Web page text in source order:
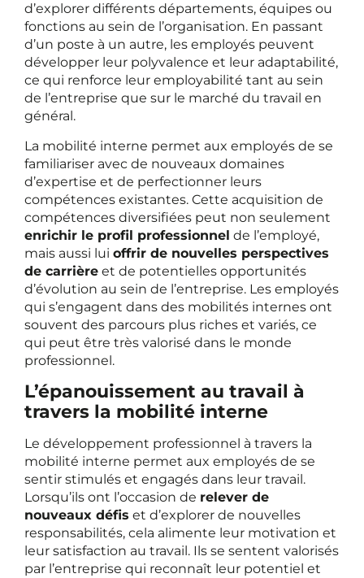
d’explorer différents départements, équipes ou
fonctions au sein de l’organisation. En passant
d’un poste à un autre, les employés peuvent
développer leur polyvalence et leur adaptabilité,
ce qui renforce leur employabilité tant au sein
de l’entreprise que sur le marché du travail en
général.
La mobilité interne permet aux employés de se
familiariser avec de nouveaux domaines
d’expertise et de perfectionner leurs
compétences existantes. Cette acquisition de
compétences diversifiées peut non seulement
enrichir le profil professionnel de l’employé,
mais aussi lui offrir de nouvelles perspectives
de carrière et de potentielles opportunités
d’évolution au sein de l’entreprise. Les employés
qui s’engagent dans des mobilités internes ont
souvent des parcours plus riches et variés, ce
qui peut être très valorisé dans le monde
professionnel.
L’épanouissement au travail à
travers la mobilité interne
Le développement professionnel à travers la
mobilité interne permet aux employés de se
sentir stimulés et engagés dans leur travail.
Lorsqu’ils ont l’occasion de relever de
nouveaux défis et d’explorer de nouvelles
responsabilités, cela alimente leur motivation et
leur satisfaction au travail. Ils se sentent valorisés
par l’entreprise qui reconnaît leur potentiel et